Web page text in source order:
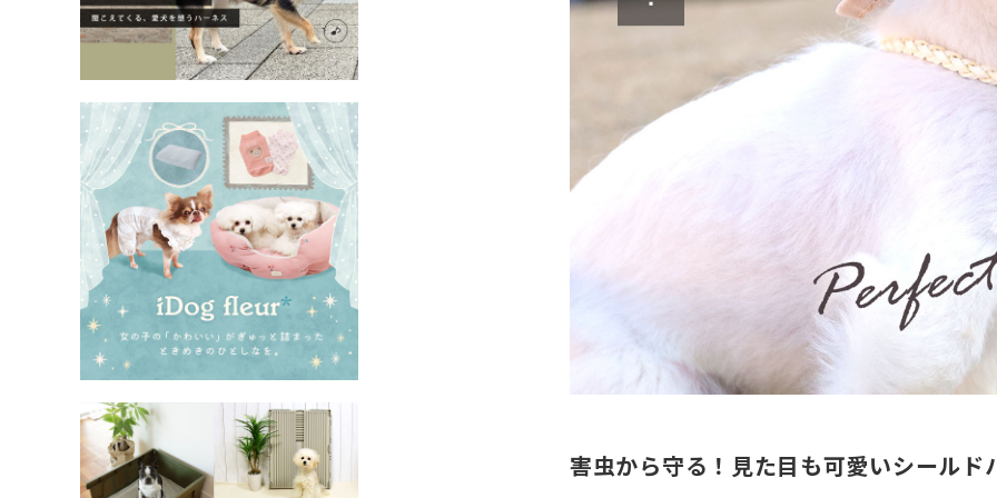
害虫から守る！見た目も可愛いシールド